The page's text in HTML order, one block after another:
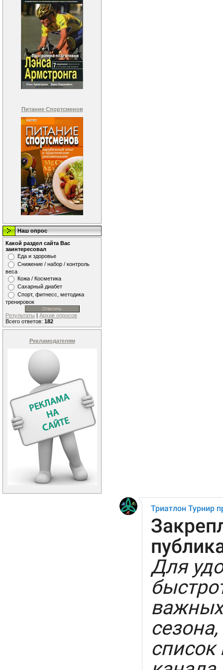
Питание Спортсменов
Наш опрос
Какой раздел сайта Вас
заинтересовал
Еда и здоровье
Снижение / набор / контроль
веса
Кожа / Косметика
Сахарный диабет
Спорт, фитнесс, методика
тренировок
Результаты | Архив опросов
Всего ответов: 182
Рекламодателям